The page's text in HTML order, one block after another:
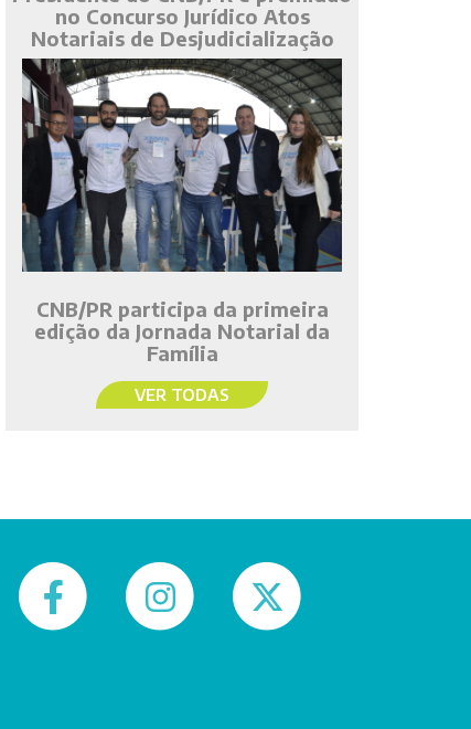
no Concurso Jurídico Atos
Notariais de Desjudicialização
CNB/PR participa da primeira
edição da Jornada Notarial da
Família
VER TODAS